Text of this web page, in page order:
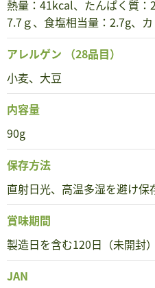
熱量：41kcal、たんぱく質：
7.7ｇ、食塩相当量：2.7g、
アレルゲン （28品目）
小麦、大豆
内容量
90g
保存方法
直射日光、高温多湿を避け保
賞味期間
製造日を含む120日（未開封）
JAN